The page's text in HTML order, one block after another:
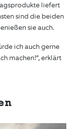
liefert
sind die beiden
sie auch.
ich auch gerne
machen!“, erklärt